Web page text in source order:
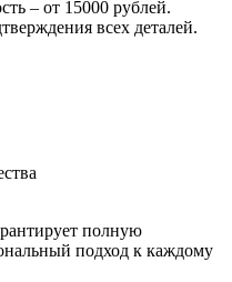
– от 15000 рублей.
всех деталей.
полную
подход к каждому